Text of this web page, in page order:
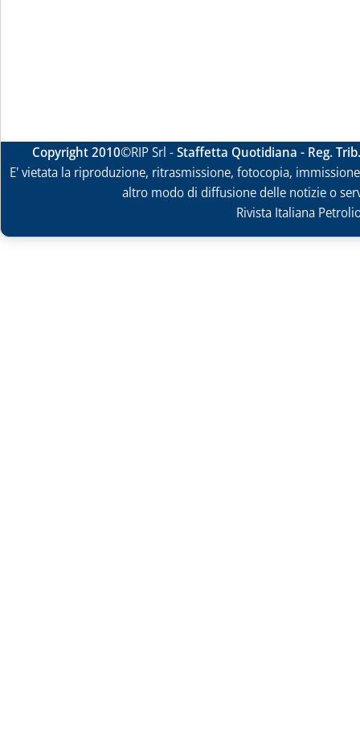
Copyright 2010©RIP Srl -Staffetta Quotidiana - Reg.
E' vietata la riproduzione, ritrasmissione, fotocopia,
altro modo di diffusione delle notizie o
Rivista Italiana